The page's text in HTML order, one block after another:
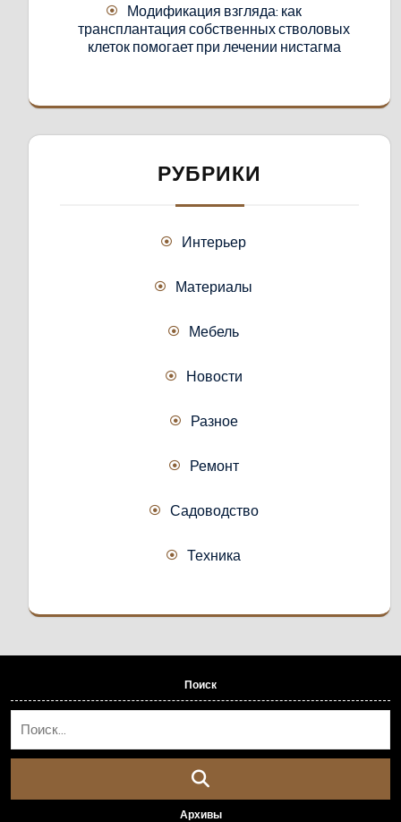
Модификация взгляда: как
трансплантация собственных стволовых
клеток помогает при лечении нистагма
РУБРИКИ
Интерьер
Материалы
Мебель
Новости
Разное
Ремонт
Садоводство
Техника
Поиск
Архивы